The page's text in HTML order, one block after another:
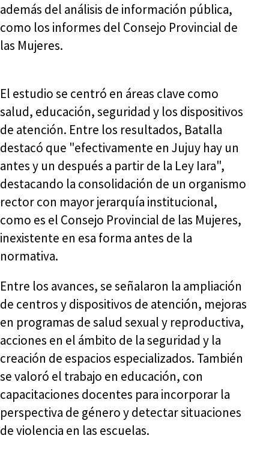
además del análisis de información pública,
como los informes del Consejo Provincial de
las Mujeres.
El estudio se centró en áreas clave como
salud, educación, seguridad y los dispositivos
de atención. Entre los resultados, Batalla
destacó que "efectivamente en Jujuy hay un
antes y un después a partir de la Ley Iara",
destacando la consolidación de un organismo
rector con mayor jerarquía institucional,
como es el Consejo Provincial de las Mujeres,
inexistente en esa forma antes de la
normativa.
Entre los avances, se señalaron la ampliación
de centros y dispositivos de atención, mejoras
en programas de salud sexual y reproductiva,
acciones en el ámbito de la seguridad y la
creación de espacios especializados. También
se valoró el trabajo en educación, con
capacitaciones docentes para incorporar la
perspectiva de género y detectar situaciones
de violencia en las escuelas.